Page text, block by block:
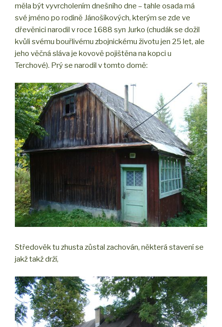
měla být vyvrcholením dnešního dne – tahle osada má
své jméno po rodině Jánošíkových, kterým se zde ve
dřevěnici narodil v roce 1688 syn Jurko (chudák se dožil
kvůli svému bouřlivému zbojnickému životu jen 25 let, ale
jeho věčná sláva je kovově pojištěna na kopci u
Terchové). Prý se narodil v tomto domě:
Středověk tu zhusta zůstal zachován, některá stavení se
jakž takž drží,